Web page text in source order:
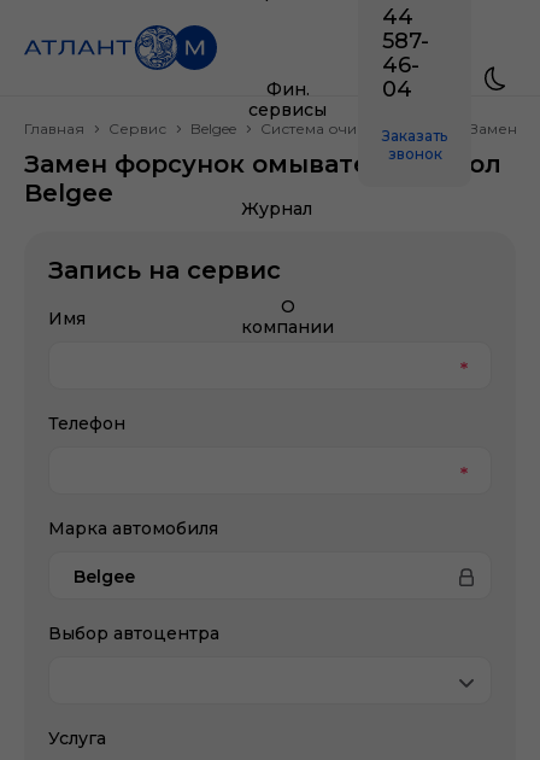
Фин.
сервисы
Журнал
О
компании
44
587-
46-
04
Заказать
звонок
Главная Сервис Belgee Система очистки стекол Замен
Замен форсунок омывателя стекол
Belgee
Запись на сервис
Имя
Телефон
Марка автомобиля
Belgee
Выбор автоцентра
Услуга